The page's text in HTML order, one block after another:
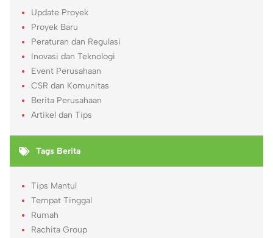
Update Proyek
Proyek Baru
Peraturan dan Regulasi
Inovasi dan Teknologi
Event Perusahaan
CSR dan Komunitas
Berita Perusahaan
Artikel dan Tips
Tags Berita
Tips Mantul
Tempat Tinggal
Rumah
Rachita Group